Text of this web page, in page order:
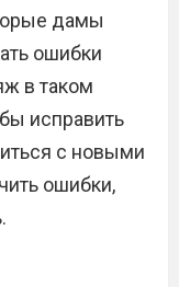
дамы
ошибки
в таком
исправить
с новыми
ошибки,